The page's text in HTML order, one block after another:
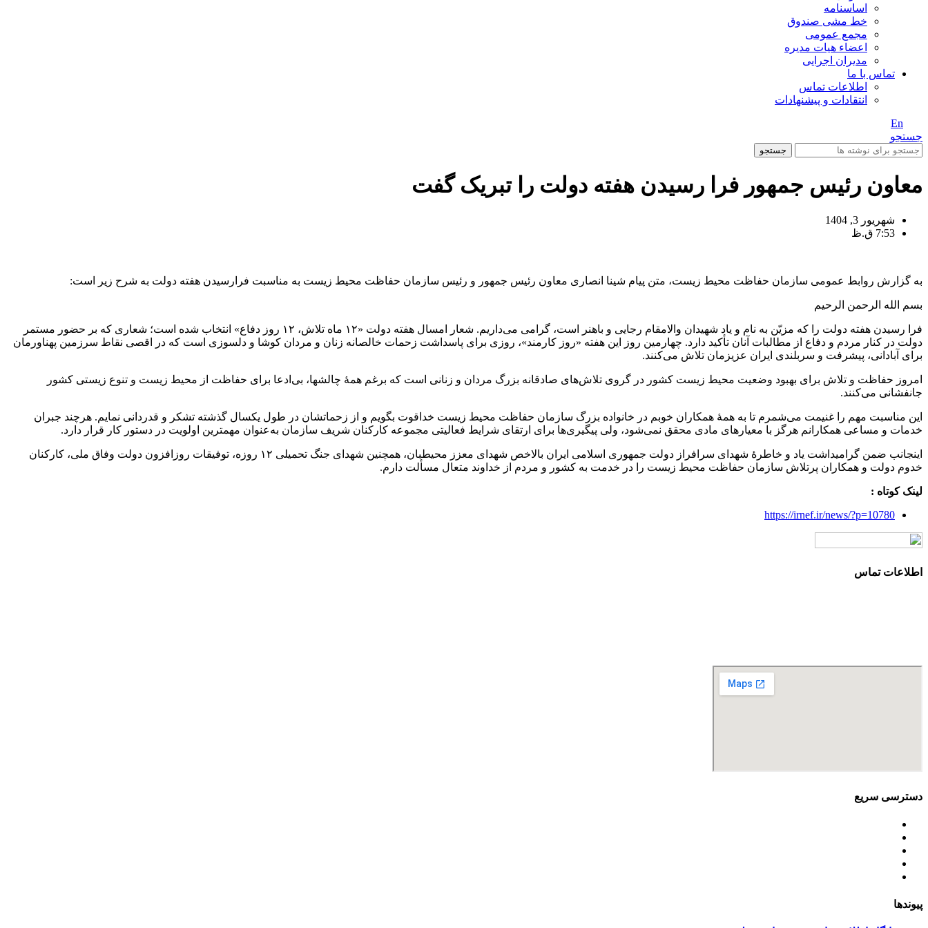
اساسنامه
خط مشی صندوق
مجمع عمومی
اعضاء هیات مدیره
مدیران اجرایی
تماس با ما
اطلاعات تماس
انتقادات و پیشنهادات
En
جستجو
جستجو
معاون رئیس جمهور فرا رسیدن هفته دولت را تبریک گفت
شهریور 3, 1404
7:53 ق.ظ
به گزارش روابط عمومی سازمان حفاظت محیط زیست، متن پیام شینا انصاری معاون رئیس جمهور و رئیس سازمان حفاظت محیط زیست به مناسبت فرارسیدن هفته دولت به شرح زیر است:
بسم الله الرحمن الرحیم
فرا رسیدن هفته دولت را که مزیّن به نام و یاد شهیدان والامقام رجایی و باهنر است، گرامی می‌داریم. شعار امسال هفته دولت «۱۲ ماه تلاش، ۱۲ روز دفاع» انتخاب شده است؛ شعاری که بر حضور مستمر
دولت در کنار مردم و دفاع از مطالبات آنان تأکید دارد. چهارمین روز این هفته «روز کارمند»، روزی برای پاسداشت زحمات خالصانه زنان و مردان کوشا و دلسوزی است که در اقصی نقاط سرزمین پهناورمان
برای آبادانی، پیشرفت و سربلندی ایران عزیزمان تلاش می‌کنند.
امروز حفاظت و تلاش برای بهبود وضعیت محیط زیست کشور در گروی تلاش‌های صادقانه بزرگ مردان و زنانی است که برغم همهٔ چالشها، بی‌ادعا برای حفاظت از محیط زیست و تنوع زیستی کشور
جانفشانی می‌کنند.
این مناسبت مهم را غنیمت می‌شمرم تا به همهٔ همکاران خوبم در خانواده بزرگ سازمان حفاظت محیط زیست خداقوت بگویم و از زحماتشان در طول یکسال گذشته تشکر و قدردانی نمایم. هرچند جبران
خدمات و مساعی همکارانم هرگز با معیارهای مادی محقق نمی‌شود، ولی پیگیری‌ها برای ارتقای شرایط فعالیتی مجموعه کارکنان شریف سازمان به‌عنوان مهمترین اولویت در دستور کار قرار دارد.
اینجانب ضمن گرامیداشت یاد و خاطرهٔ شهدای سرافراز دولت جمهوری اسلامی ایران بالاخص شهدای معزز محیطبان، همچنین شهدای جنگ تحمیلی ۱۲ روزه، توفیقات روزافزون دولت وفاق ملی، کارکنان
خدوم دولت و همکاران پرتلاش سازمان حفاظت محیط زیست را در خدمت به کشور و مردم از خداوند متعال مسألت دارم.
لینک کوتاه :
https://irnef.ir/news/?p=10780
اطلاعات تماس
دسترسی سریع
پیوندها